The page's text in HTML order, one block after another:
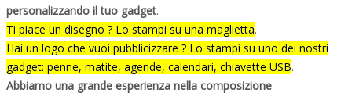
personalizzando il tuo gadget.
Ti piace un disegno ? Lo stampi su una maglietta.
Hai un logo che vuoi pubblicizzare ? Lo stampi su uno dei nostri
gadget: penne, matite, agende, calendari, chiavette USB.
Abbiamo una grande esperienza nella composizione